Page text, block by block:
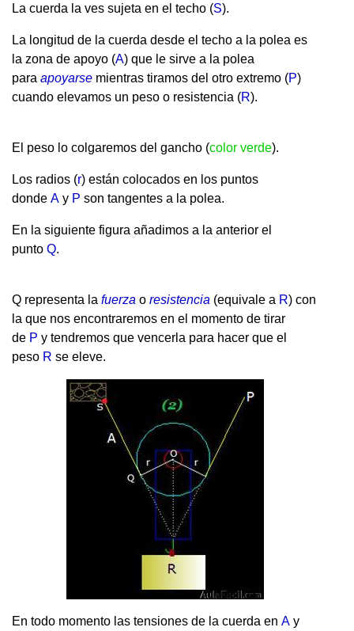
La cuerda la ves sujeta en el techo (S).
La longitud de la cuerda desde el techo a la polea es
la zona de apoyo (A) que le sirve a la polea
para apoyarse mientras tiramos del otro extremo (P)
cuando elevamos un peso o resistencia (R).
El peso lo colgaremos del gancho (color verde).
Los radios (r) están colocados en los puntos
donde A y P son tangentes a la polea.
En la siguiente figura añadimos a la anterior el
punto Q.
Q representa la fuerza o resistencia (equivale a R) con
la que nos encontraremos en el momento de tirar
de P y tendremos que vencerla para hacer que el
peso R se eleve.
En todo momento las tensiones de la cuerda en A y